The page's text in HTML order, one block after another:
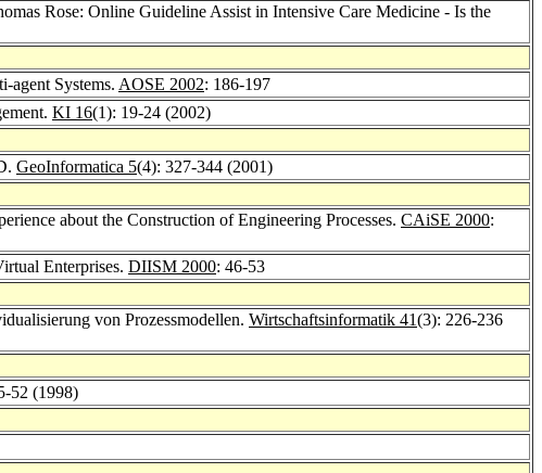
Rose: Online Guideline Assist in Intensive Care Medicine - Is the
agent Systems. AOSE 2002: 186-197
KI 16(1): 19-24 (2002)
GeoInformatica 5(4): 327-344 (2001)
about the Construction of Engineering Processes. CAiSE 2000:
Enterprises. DIISM 2000: 46-53
von Prozessmodellen. Wirtschaftsinformatik 41(3): 226-236
52 (1998)